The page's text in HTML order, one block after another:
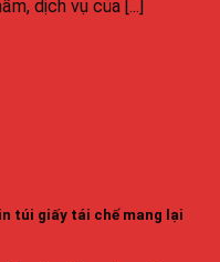
dịch vụ của [...]
túi giấy tái chế mang lại